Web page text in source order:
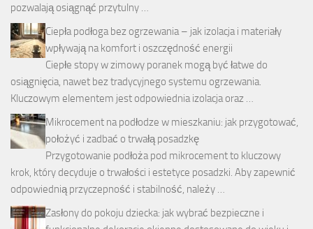
pozwalają osiągnąć przytulny …
Ciepła podłoga bez ogrzewania – jak izolacja i materiały
wpływają na komfort i oszczędność energii
Ciepłe stopy w zimowy poranek mogą być łatwe do
osiągnięcia, nawet bez tradycyjnego systemu ogrzewania.
Kluczowym elementem jest odpowiednia izolacja oraz …
Mikrocement na podłodze w mieszkaniu: jak przygotować,
położyć i zadbać o trwałą posadzkę
Przygotowanie podłoża pod mikrocement to kluczowy
krok, który decyduje o trwałości i estetyce posadzki. Aby zapewnić
odpowiednią przyczepność i stabilność, należy …
Zasłony do pokoju dziecka: jak wybrać bezpieczne i